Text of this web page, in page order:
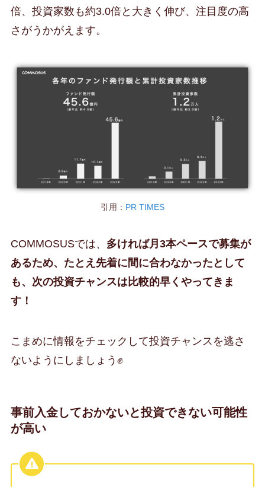
倍、投資家数も約3.0倍と大きく伸び、注目度の高
さがうかがえます。
引用： PR TIMES
COMMOSUSでは、 多ければ月3本ペースで募集が
あるため、たとえ先着に間に合わなかったとして
も、次の投資チャンスは比較的早くやってきま
す！
こまめに情報をチェックして投資チャンスを逃さ
ないようにしましょう✊
事前入金しておかないと投資できない可能性
が高い